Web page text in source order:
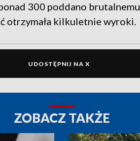
300 poddano brutalnemu
otrzymała kilkuletnie wyroki.
UDOSTĘPNIJ NA X
ZOBACZ TAKŻE